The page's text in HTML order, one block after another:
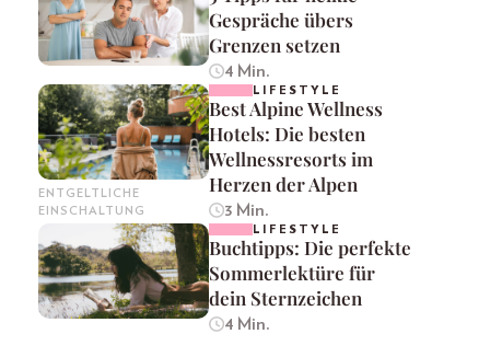
Gespräche übers
Grenzen setzen
4 Min.
ENTGELTLICHE
EINSCHALTUNG
LIFESTYLE
Best Alpine Wellness
Hotels: Die besten
Wellnessresorts im
Herzen der Alpen
3 Min.
LIFESTYLE
Buchtipps: Die perfekte
Sommerlektüre für
dein Sternzeichen
4 Min.